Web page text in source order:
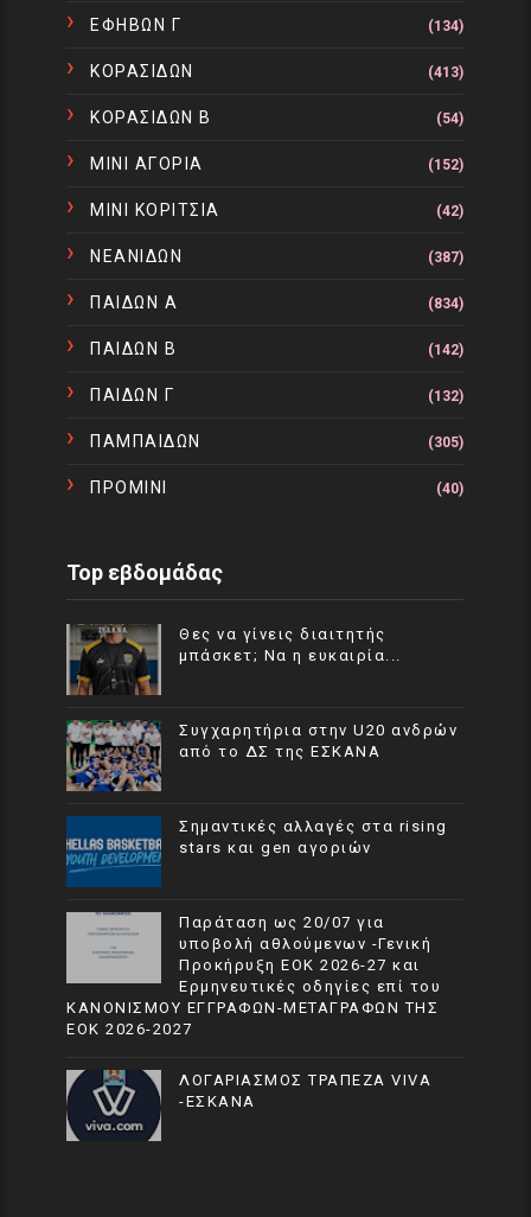
ΕΦΗΒΩΝ Γ (134)
ΚΟΡΑΣΙΔΩΝ (413)
ΚΟΡΑΣΙΔΩΝ Β (54)
ΜΙΝΙ ΑΓΟΡΙΑ (152)
ΜΙΝΙ ΚΟΡΙΤΣΙΑ (42)
ΝΕΑΝΙΔΩΝ (387)
ΠΑΙΔΩΝ Α (834)
ΠΑΙΔΩΝ Β (142)
ΠΑΙΔΩΝ Γ (132)
ΠΑΜΠΑΙΔΩΝ (305)
ΠΡΟΜΙΝΙ (40)
Top εβδομάδας
Θες να γίνεις διαιτητής
μπάσκετ; Να η ευκαιρία...
Συγχαρητήρια στην U20 ανδρών
από το ΔΣ της ΕΣΚΑΝΑ
Σημαντικές αλλαγές στα rising
stars και gen αγοριών
Παράταση ως 20/07 για
υποβολή αθλούμενων -Γενική
Προκήρυξη ΕΟΚ 2026-27 και
Ερμηνευτικές οδηγίες επί του
ΚΑΝΟΝΙΣΜΟΥ ΕΓΓΡΑΦΩΝ-ΜΕΤΑΓΡΑΦΩΝ ΤΗΣ
ΕΟΚ 2026-2027
ΛΟΓΑΡΙΑΣΜΟΣ ΤΡΑΠΕΖΑ VIVA
-ΕΣΚΑΝΑ